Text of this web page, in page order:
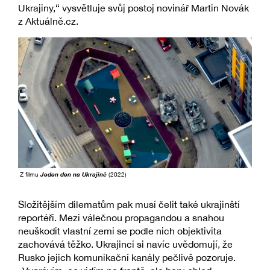
Ukrajiny,“ vysvětluje svůj postoj novinář Martin Novák
z Aktuálně.cz.
Z filmuJeden den na Ukrajině (2022)
Složitějším dilematům pak musí čelit také ukrajinští
reportéři. Mezi válečnou propagandou a snahou
neuškodit vlastní zemi se podle nich objektivita
zachovává těžko. Ukrajinci si navíc uvědomují, že
Rusko jejich komunikační kanály pečlivě pozoruje.